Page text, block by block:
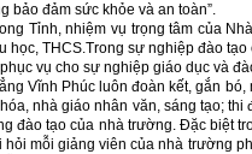
bảo đảm sức khỏe và an toàn”.
Tỉnh, nhiệm vụ trọng tâm của
học, THCS.Trong sự nghiệp đào
vụ cho sự nghiệp giáo dục và
Vĩnh Phúc luôn đoàn kết, gắn
nhà giáo nhân văn, sáng tạo; thi
đào tạo của nhà trường. Đặc biệt
mỗi giảng viên của nhà trường